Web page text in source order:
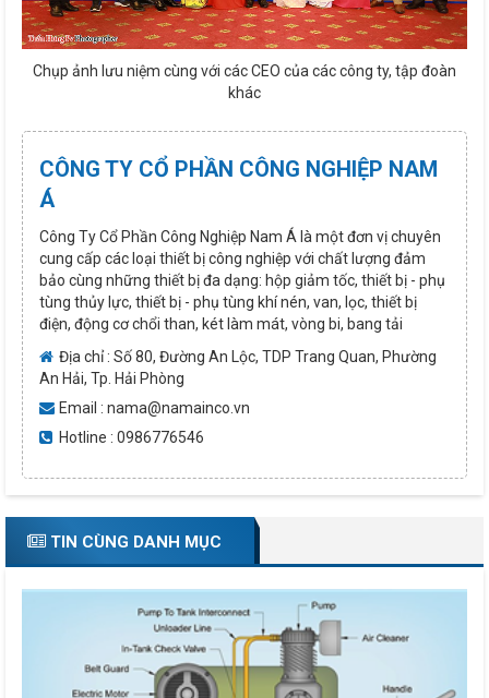
Chụp ảnh lưu niệm cùng với các CEO của các công ty, tập đoàn
khác
CÔNG TY CỔ PHẦN CÔNG NGHIỆP NAM
Á
Công Ty Cổ Phần Công Nghiệp Nam Á là một đơn vị chuyên
cung cấp các loại thiết bị công nghiệp với chất lượng đảm
bảo cùng những thiết bị đa dạng: hộp giảm tốc, thiết bị - phụ
tùng thủy lực, thiết bị - phụ tùng khí nén, van, lọc, thiết bị
điện, động cơ chổi than, két làm mát, vòng bi, bang tải
Địa chỉ : Số 80, Đường An Lộc, TDP Trang Quan, Phường
An Hải, Tp. Hải Phòng
Email : nama@namainco.vn
Hotline : 0986776546
TIN CÙNG DANH MỤC